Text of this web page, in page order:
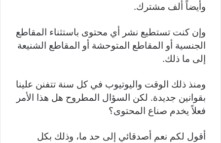
وأيضاً ألف مشترك.
وإن كنت تستطيع نشر أي محتوى باستثناء المقاطع
الجنسية أو المقاطع المتوحشة أو المقاطع الشنيعة
إلى ما ذلك.
ومنذ ذلك الوقت واليوتيوب في كل سنة تتفنن علينا
بقوانين جديدة. لكن السؤال المطروح هل هذا الأمر
فعلاً يخدم صناع المحتوى؟
أقول لكم نعم أصدقائي إلى حد ما، وذلك بكل